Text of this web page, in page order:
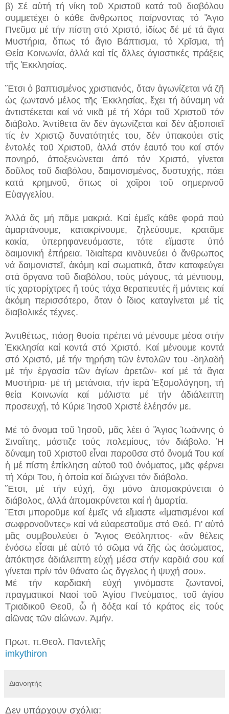
β) Σέ αὐτή τή νίκη τοῦ Χριστοῦ κατά τοῦ διαβόλου
συμμετέχει ὁ κάθε ἄνθρωπος παίρνοντας τό Ἅγιο
Πνεῦμα μέ τήν πίστη στό Χριστό, ἰδίως δέ μέ τά ἅγια
Μυστήρια, ὅπως τό ἅγιο Βάπτισμα, τό Χρῖσμα, τή
Θεία Κοινωνία, ἀλλά καί τίς ἄλλες ἁγιαστικές πράξεις
τῆς Ἐκκλησίας.
Ἔτσι ὁ βαπτισμένος χριστιανός, ὅταν ἀγωνίζεται νά ζῆ
ὡς ζωντανό μέλος τῆς Ἐκκλησίας, ἔχει τή δύναμη νά
ἀντιστέκεται καί νά νικᾶ μέ τή Χάρι τοῦ Χριστοῦ τόν
διάβολο. Ἀντίθετα ἄν δέν ἀγωνίζεται καί δέν ἀξιοποιεῖ
τίς ἐν Χριστῷ δυνατότητές του, δέν ὑπακούει στίς
ἐντολές τοῦ Χριστοῦ, ἀλλά στόν ἑαυτό του καί στόν
πονηρό, ἀποξενώνεται ἀπό τόν Χριστό, γίνεται
δοῦλος τοῦ διαβόλου, δαιμονισμένος, δυστυχής, πάει
κατά κρημνοῦ, ὅπως οἱ χοῖροι τοῦ σημερινοῦ
Εὐαγγελίου.
Ἀλλά ἄς μή πᾶμε μακριά. Καί ἐμεῖς κάθε φορά πού
ἁμαρτάνουμε, κατακρίνουμε, ζηλεύουμε, κρατᾶμε
κακία, ὑπερηφανευόμαστε, τότε εἴμαστε ὑπό
δαιμονική ἐπήρεια. Ἰδιαίτερα κινδυνεύει ὁ ἄνθρωπος
νά δαιμονιστεῖ, ἀκόμη καί σωματικά, ὅταν καταφεύγει
στά ὄργανα τοῦ διαβόλου, τούς μάγους, τά μέντιουμ,
τίς χαρτορίχτρες ἤ τούς τάχα θεραπευτές ἤ μάντεις καί
ἀκόμη περισσότερο, ὅταν ὁ ἴδιος καταγίνεται μέ τίς
διαβολικές τέχνες.
Ἀντιθέτως, πάσῃ θυσία πρέπει νά μένουμε μέσα στήν
Ἐκκλησία καί κοντά στό Χριστό. Καί μένουμε κοντά
στό Χριστό, μέ τήν τηρήση τῶν ἐντολῶν του -δηλαδή
μέ τήν ἐργασία τῶν ἁγίων ἀρετῶν- καί μέ τά ἅγια
Μυστήρια· μέ τή μετάνοια, τήν ἱερά Ἐξομολόγηση, τή
θεία Κοινωνία καί μάλιστα μέ τήν ἀδιάλειπτη
προσευχή, τό Κύριε Ἰησοῦ Χριστέ ἐλέησόν με.
Μέ τό ὄνομα τοῦ Ἰησοῦ, μᾶς λέει ὁ Ἅγιος Ἰωάννης ὁ
Σιναΐτης, μάστιζε τούς πολεμίους, τόν διάβολο. Ἡ
δύναμη τοῦ Χριστοῦ εἶναι παροῦσα στό ὄνομά Του καί
ἡ μέ πίστη ἐπίκληση αὐτοῦ τοῦ ὀνόματος, μᾶς φέρνει
τή Χάρι Του, ἡ ὁποία καί διώχνει τόν διάβολο.
Ἔτσι, μέ τήν εὐχή, ὄχι μόνο ἀπομακρύνεται ὁ
διάβολος, ἀλλά ἀπομακρύνεται καί ἡ ἁμαρτία.
Ἔτσι μποροῦμε καί ἐμεῖς νά εἴμαστε «ἱματισμένοι καί
σωφρονοῦντες» καί νά εὐαρεστοῦμε στό Θεό. Γι' αὐτό
μᾶς συμβουλεύει ὁ Ἅγιος Θεόληπτος· «ἄν θέλεις
ἐνόσω εἶσαι μέ αὐτό τό σῶμα νά ζῆς ὡς ἀσώματος,
ἀπόκτησε ἀδιάλειπτη εὐχή μέσα στήν καρδιά σου καί
γίνεται πρίν τόν θάνατο ὡς ἄγγελος ἡ ψυχή σου».
Μέ τήν καρδιακή εὐχή γινόμαστε ζωντανοί,
πραγματικοί Ναοί τοῦ Ἁγίου Πνεύματος, τοῦ ἁγίου
Τριαδικοῦ Θεοῦ, ὦ ἡ δόξα καί τό κράτος εἰς τούς
αἰῶνας τῶν αἰώνων. Ἀμήν.
Πρωτ. π.Θεολ. Παντελῆς
imkythiron
Διανοητής
Δεν υπάρχουν σχόλια: